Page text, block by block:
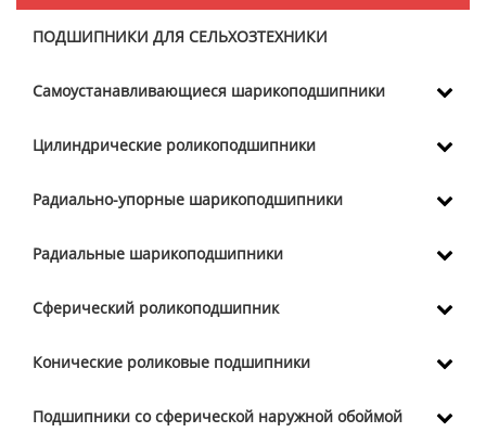
ПОДШИПНИКИ ДЛЯ СЕЛЬХОЗТЕХНИКИ
Самоустанавливающиеся шарикоподшипники
Цилиндрические роликоподшипники
Радиально-упорные шарикоподшипники
Радиальные шарикоподшипники
Сферический роликоподшипник
Конические роликовые подшипники
Подшипники со сферической наружной обоймой